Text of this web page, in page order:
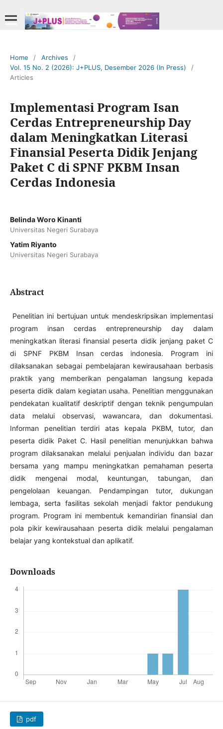
Home / Archives
/
Vol. 15 No. 2 (2026): J+PLUS, Desember 2026 (In Press)
/
Articles
Implementasi Program Isan
Cerdas Entrepreneurship Day
dalam Meningkatkan Literasi
Finansial Peserta Didik Jenjang
Paket C di SPNF PKBM Insan
Cerdas Indonesia
Belinda Woro Kinanti
Universitas Negeri Surabaya
Yatim Riyanto
Universitas Negeri Surabaya
Abstract
Penelitian ini bertujuan untuk mendeskripsikan implementasi
program insan cerdas entrepreneurship day dalam
meningkatkan literasi finansial peserta didik jenjang paket C
di SPNF PKBM Insan cerdas indonesia. Program ini
dilaksanakan sebagai pembelajaran kewirausahaan berbasis
praktik yang memberikan pengalaman langsung kepada
peserta didik dalam kegiatan usaha. Penelitian menggunakan
pendekatan kualitatif deskriptif dengan teknik pengumpulan
data melalui observasi, wawancara, dan dokumentasi.
Informan penelitian terdiri atas kepala PKBM, tutor, dan
peserta didik Paket C. Hasil penelitian menunjukkan bahwa
program dilaksanakan melalui penjualan individu dan bazar
bersama yang mampu meningkatkan pemahaman peserta
didik mengenai modal, keuntungan, tabungan, dan
pengelolaan keuangan. Pendampingan tutor, dukungan
lembaga, serta fasilitas sekolah menjadi faktor pendukung
program. Program ini membentuk kemandirian finansial dan
pola pikir kewirausahaan peserta didik melalui pengalaman
belajar yang kontekstual dan aplikatif.
Downloads
pdf